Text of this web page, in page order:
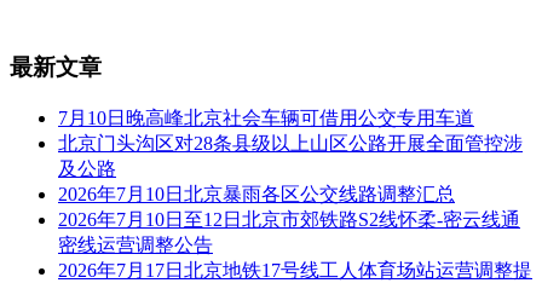
最新文章
7月10日晚高峰北京社会车辆可借用公交专用车道
北京门头沟区对28条县级以上山区公路开展全面管控涉
及公路
2026年7月10日北京暴雨各区公交线路调整汇总
2026年7月10日至12日北京市郊铁路S2线怀柔-密云线通
密线运营调整公告
2026年7月17日北京地铁17号线工人体育场站运营调整提